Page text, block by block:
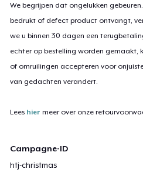
We begrijpen dat ongelukken
bedrukt of defect product ontvangt,
we u binnen 30 dagen een
echter op bestelling worden gemaakt,
of omruilingen accepteren voor
van gedachten verandert.
Lees hier meer over onze
Campagne-ID
htj-christmas